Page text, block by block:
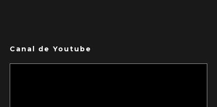
Canal de Youtube